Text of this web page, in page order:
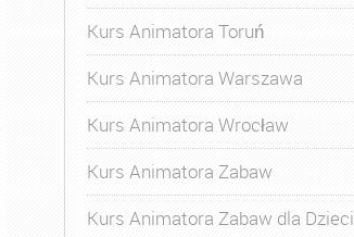
Kurs Animatora Toruń
Kurs Animatora Warszawa
Kurs Animatora Wrocław
Kurs Animatora Zabaw
Kurs Animatora Zabaw dla Dzieci